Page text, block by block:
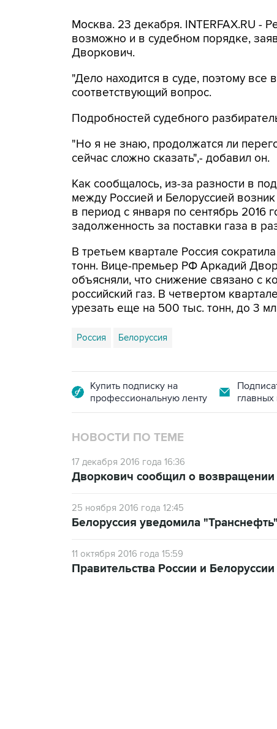
Москва. 23 декабря. INTERFAX.RU -
возможно и в судебном порядке,
Дворкович.
"Дело находится в суде, поэтому все
соответствующий вопрос.
Подробностей судебного
"Но я не знаю, продолжатся ли
сейчас сложно сказать",- добавил он.
Как сообщалось, из-за разности в
между Россией и Белоруссией
в период с января по сентябрь 2016
задолженность за поставки газа в
В третьем квартале Россия
тонн. Вице-премьер РФ Аркадий
объясняли, что снижение связано с
российский газ. В четвертом
урезать еще на 500 тыс. тонн, до 3
Россия Белоруссия
Купить подписку на
профессиональную ленту
главных
НОВОСТИ ПО ТЕМЕ
17 декабря 2016 года 16:36
Дворкович сообщил о возвращении
25 ноября 2016 года 12:45
Белоруссия уведомила
11 октября 2016 года 15:59
Правительства России и